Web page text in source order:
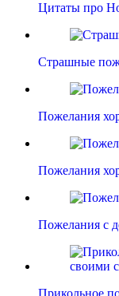
Цитаты про
Страшные
Пожелания
Пожелания
Пожелания с